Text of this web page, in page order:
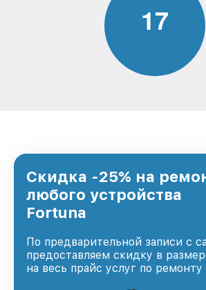
17
Скидка -25% на
любого устройства
Fortuna
По предварительной записи с
предоставляем скидку в
на весь прайс услуг по ремонту